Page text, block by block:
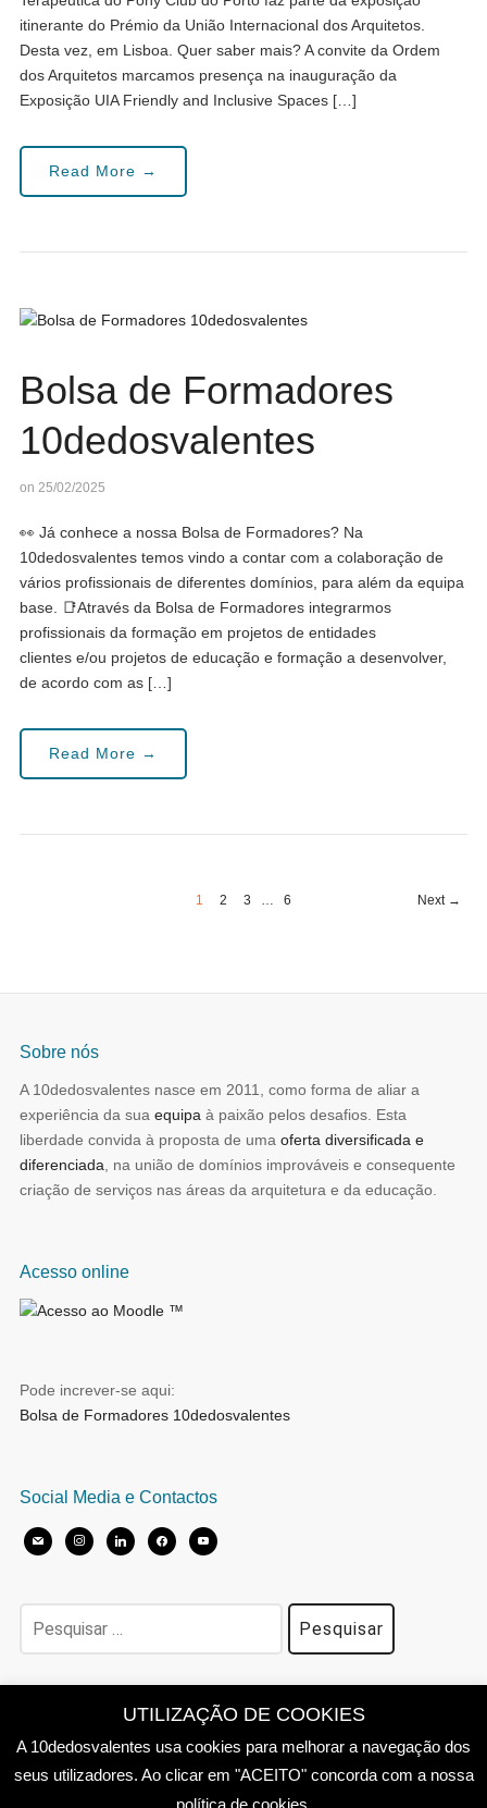
itinerante do Prémio da União Internacional dos Arquitetos.
Desta vez, em Lisboa. Quer saber mais? A convite da Ordem
dos Arquitetos marcamos presença na inauguração da
Exposição UIA Friendly and Inclusive Spaces […]
Read More →
Bolsa de Formadores
10dedosvalentes
on 25/02/2025
👀 Já conhece a nossa Bolsa de Formadores? Na
10dedosvalentes temos vindo a contar com a colaboração de
vários profissionais de diferentes domínios, para além da equipa
base. 📑Através da Bolsa de Formadores integrarmos
profissionais da formação em projetos de entidades
clientes e/ou projetos de educação e formação a desenvolver,
de acordo com as […]
Read More →
1 2 3 6 Next →
Sobre nós
A 10dedosvalentes nasce em 2011, como forma de aliar a
experiência da sua equipa à paixão pelos desafios. Esta
liberdade convida à proposta de uma oferta diversificada e
diferenciada , na união de domínios improváveis e consequente
criação de serviços nas áreas da arquitetura e da educação.
Acesso online
Pode increver-se aqui:
Bolsa de Formadores 10dedosvalentes
Social Media e Contactos
mail instagramlinkedinfacebookyoutube
Pesquisar
por:
Política de PrivacidadeUTILIZAÇÃO DE COOKIES
A 10dedosvalentes usa cookies para melhorar a navegação dos
seus utilizadores. Ao clicar em "ACEITO" concorda com a nossa
política de cookies.